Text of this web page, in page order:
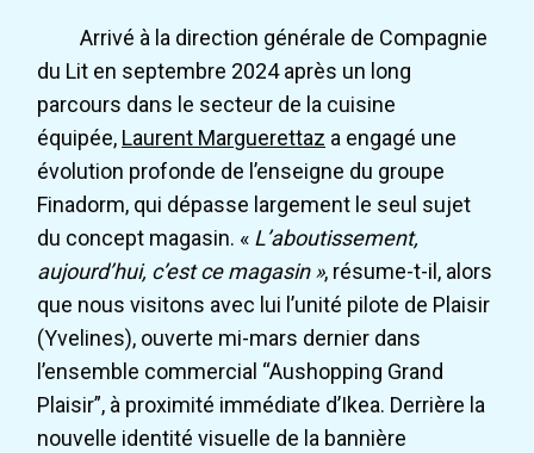
Arrivé à la direction générale de Compagnie
du Lit en septembre 2024 après un long
parcours dans le secteur de la cuisine
équipée, Laurent Marguerettaz a engagé une
évolution profonde de l’enseigne du groupe
Finadorm, qui dépasse largement le seul sujet
du concept magasin. « L’aboutissement,
aujourd’hui, c’est ce magasin », résume-t-il, alors
que nous visitons avec lui l’unité pilote de Plaisir
(Yvelines), ouverte mi-mars dernier dans
l’ensemble commercial “Aushopping Grand
Plaisir”, à proximité immédiate d’Ikea. Derrière la
nouvelle identité visuelle de la bannière